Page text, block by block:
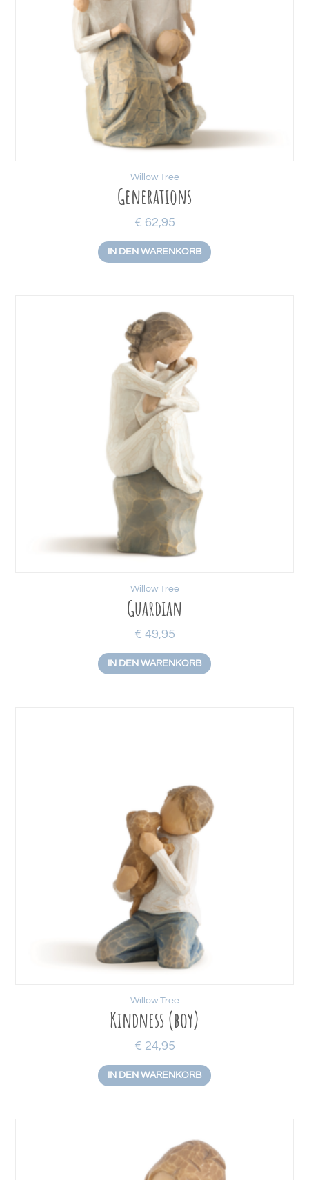
Generations
€ 62,95
IN DEN WARENKORB
Willow Tree
Guardian
€ 49,95
IN DEN WARENKORB
Willow Tree
Kindness (boy)
€ 24,95
IN DEN WARENKORB
Willow Tree